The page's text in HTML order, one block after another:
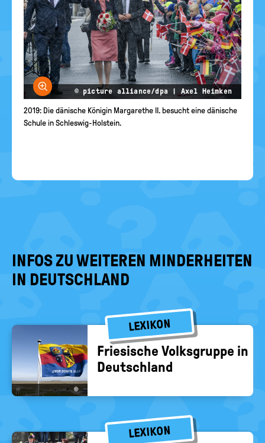
Bild vergrößern
© picture alliance/dpa | Axel Heimken
2019: Die dänische Königin Margarethe II. besucht eine dänische
Schule in Schleswig-Holstein.
INFOS ZU WEITEREN MINDERHEITEN
IN DEUTSCHLAND
LEXIKON
©
Frie­si­sche Volks­grup­pe in
Deutsch­land
LEXIKON